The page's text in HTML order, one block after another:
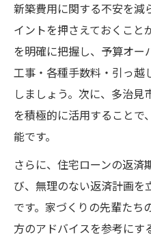
新築費用に関する不安を減
イントを押さえておくこと
を明確に把握し、予算オ
工事・各種手数料・引っ越
しましょう。次に、多治
を積極的に活用すること
能です。
さらに、住宅ローンの返
び、無理のない返済計画を
です。家づくりの先輩たち
方のアドバイスを参考にす